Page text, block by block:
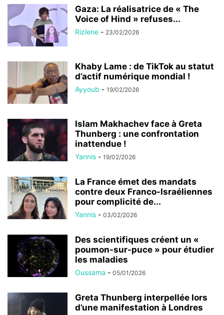
Gaza: La réalisatrice de « The
Voice of Hind » refuses...
Rizlene - 23/02/2026
Khaby Lame : de TikTok au statut
d’actif numérique mondial !
Ayyoub - 19/02/2026
Islam Makhachev face à Greta
Thunberg : une confrontation
inattendue !
Yannis - 19/02/2026
La France émet des mandats
contre deux Franco-Israéliennes
pour complicité de...
Yannis - 03/02/2026
Des scientifiques créent un «
poumon-sur-puce » pour étudier
les maladies
Oussama - 05/01/2026
Greta Thunberg interpellée lors
d’une manifestation à Londres